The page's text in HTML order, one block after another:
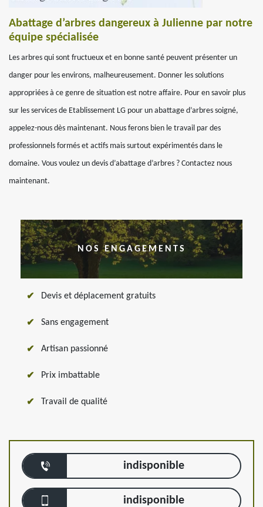
Abattage d’arbres dangereux à Julienne par notre
équipe spécialisée
Les arbres qui sont fructueux et en bonne santé peuvent présenter un
danger pour les environs, malheureusement. Donner les solutions
appropriées à ce genre de situation est notre affaire. Pour en savoir plus
sur les services de Etablissement LG pour un abattage d’arbres soigné,
appelez-nous dès maintenant. Nous ferons bien le travail par des
professionnels formés et actifs mais surtout expérimentés dans le
domaine. Vous voulez un devis d’abattage d’arbres ? Contactez nous
maintenant.
NOS ENGAGEMENTS
Devis et déplacement gratuits
Sans engagement
Artisan passionné
Prix imbattable
Travail de qualité
indisponible
indisponible